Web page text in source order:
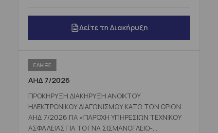
Δείτε τη Διακήρυξη
ΕΛΗΞΕ
ΑΗΔ 7/2026
ΠΡΟΚΗΡΥΞΗ ΔΙΑΚΗΡΥΞΗ ΑΝΟΙΚΤΟΥ
ΗΛΕΚΤΡΟΝΙΚΟΥ ΔΙΑΓΩΝΙΣΜΟΥ ΚΑΤΩ ΤΩΝ ΟΡΙΩΝ
ΑΗΔ 7/2026 ΓΙΑ «ΠΑΡΟΧΗ ΥΠΗΡΕΣΙΩΝ ΤΕΧΝΙΚΟΥ
ΑΣΦΑΛΕΙΑΣ ΓΙΑ ΤΟ ΓΝΑ ΣΙΣΜΑΝΟΓΛΕΙΟ-